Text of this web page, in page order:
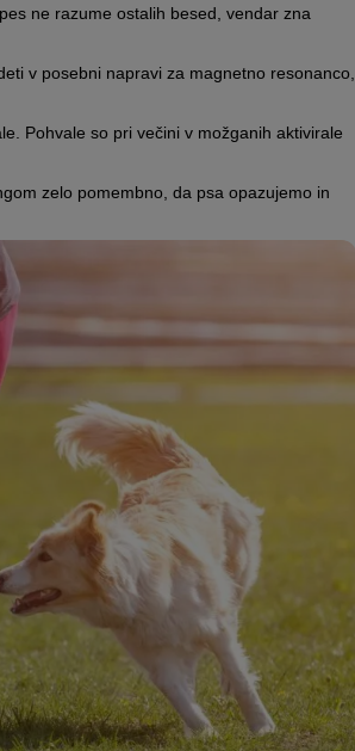
ne razume ostalih besed, vendar zna
v posebni napravi za magnetno resonanco,
Pohvale so pri večini v možganih aktivirale
zelo pomembno, da psa opazujemo in